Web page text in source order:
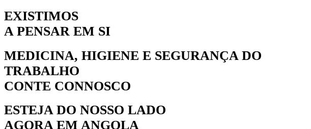
EXISTIMOS
A PENSAR EM SI
MEDICINA, HIGIENE E SEGURANÇA DO
TRABALHO
CONTE CONNOSCO
ESTEJA DO NOSSO LADO
AGORA EM ANGOLA